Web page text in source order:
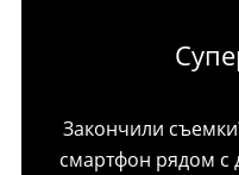
Закончили
смартфон рядом с